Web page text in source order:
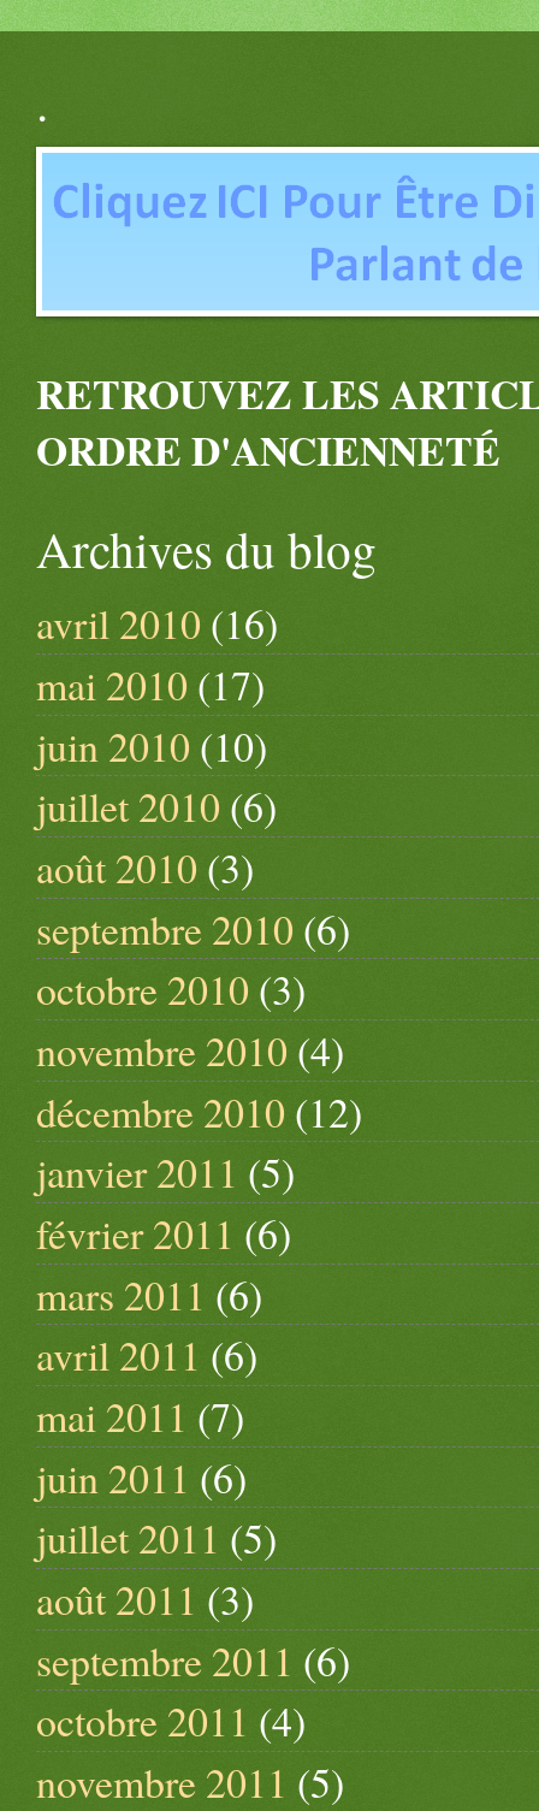
.
RETROUVEZ LES
ORDRE D'ANCIENNETÉ
Archives du blog
avril 2010 (16)
mai 2010 (17)
juin 2010 (10)
juillet 2010 (6)
août 2010 (3)
septembre 2010 (6)
octobre 2010 (3)
novembre 2010 (4)
décembre 2010 (12)
janvier 2011 (5)
février 2011 (6)
mars 2011 (6)
avril 2011 (6)
mai 2011 (7)
juin 2011 (6)
juillet 2011 (5)
août 2011 (3)
septembre 2011 (6)
octobre 2011 (4)
novembre 2011 (5)